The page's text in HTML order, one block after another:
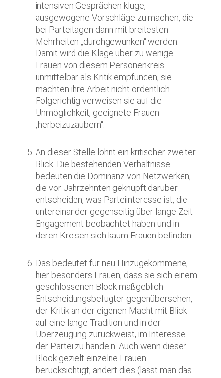
intensiven Gesprächen kluge,
ausgewogene Vorschläge zu machen, die
bei Parteitagen dann mit breitesten
Mehrheiten „durchgewunken“ werden.
Damit wird die Klage über zu wenige
Frauen von diesem Personenkreis
unmittelbar als Kritik empfunden, sie
machten ihre Arbeit nicht ordentlich.
Folgerichtig verweisen sie auf die
Unmöglichkeit, geeignete Frauen
„herbeizuzaubern“.
An dieser Stelle lohnt ein kritischer zweiter
Blick. Die bestehenden Verhältnisse
bedeuten die Dominanz von Netzwerken,
die vor Jahrzehnten geknüpft darüber
entscheiden, was Parteiinteresse ist, die
untereinander gegenseitig über lange Zeit
Engagement beobachtet haben und in
deren Kreisen sich kaum Frauen befinden.
Das bedeutet für neu Hinzugekommene,
hier besonders Frauen, dass sie sich einem
geschlossenen Block maßgeblich
Entscheidungsbefugter gegenübersehen,
der Kritik an der eigenen Macht mit Blick
auf eine lange Tradition und in der
Überzeugung zurückweist, im Interesse
der Partei zu handeln. Auch wenn dieser
Block gezielt einzelne Frauen
berücksichtigt, ändert dies (lässt man das